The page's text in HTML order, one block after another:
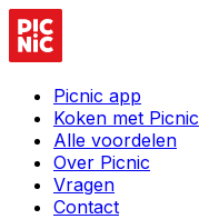
Picnic app
Koken met Picnic
Alle voordelen
Over Picnic
Vragen
Contact